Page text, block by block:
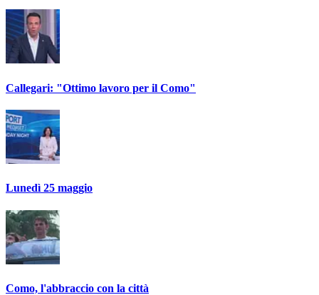
Callegari: "Ottimo lavoro per il Como"
Lunedì 25 maggio
Como, l'abbraccio con la città